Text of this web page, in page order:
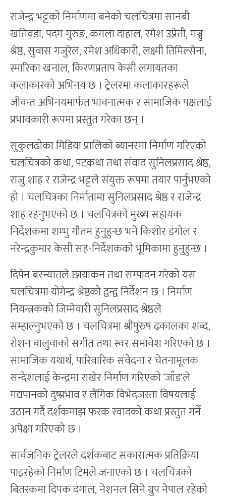
राजेन्द्र भट्टको निर्माणमा बनेको चलचित्रमा सानबी
खतिवडा, पदम गुरुङ, कमला दाहाल, रमेश उप्रेती, मञ्जु
श्रेष्ठ, सुवास गजुरेल, रमेश अधिकारी, लक्ष्मी तिमिल्सेना,
स्मारिका खनाल, किरणप्रताप केसी लगायतका
कलाकारको अभिनय छ । ट्रेलरमा कलाकारहरूले
जीवन्त अभिनयमार्फत भावनात्मक र सामाजिक पक्षलाई
प्रभावकारी रूपमा प्रस्तुत गरेका छन् ।
सुकुलढोका मिडिया प्रालिको ब्यानरमा निर्माण गरिएको
चलचित्रको कथा, पटकथा तथा संवाद सुनिलप्रसाद श्रेष्ठ,
राजु शाह र राजेन्द्र भट्टले संयुक्त रूपमा तयार पार्नुभएको
हो । चलचित्रका निर्मातामा सुनिलप्रसाद श्रेष्ठ र राजेन्द्र
शाह रहनुभएको छ । चलचित्रको मुख्य सहायक
निर्देशकमा शम्भु गौतम हुनुहुन्छ भने किशोर डंगोल र
नरेन्द्रकुमार केसी सह-निर्देशकको भूमिकामा हुनुहुन्छ ।
दिपेन बस्न्यातले छायांकन तथा सम्पादन गरेको यस
चलचित्रमा योगेन्द्र श्रेष्ठको द्वन्द्व निर्देशन छ । निर्माण
नियन्त्रकको जिम्मेवारी सुनिलप्रसाद श्रेष्ठले
सम्हाल्नुभएको छ । चलचित्रमा श्रीपुरुष ढकालका शब्द,
रोशन बालुवाको संगीत तथा स्वर समावेश गरिएको छ ।
सामाजिक यथार्थ, पारिवारिक संवेदना र चेतनामूलक
सन्देशलाई केन्द्रमा राखेर निर्माण गरिएको ‘जाँड’ले
मद्यपानको दुष्प्रभाव र लैंगिक विभेदजस्ता विषयलाई
उठान गर्दै दर्शकमाझ फरक स्वादको कथा प्रस्तुत गर्ने
अपेक्षा गरिएको छ ।
सार्वजनिक ट्रेलरले दर्शकबाट सकारात्मक प्रतिक्रिया
पाइरहेको निर्माण टिमले जनाएको छ । चलचित्रको
बितरकमा दिपक दंगाल, नेशनल सिने ग्रुप नेपाल रहेको